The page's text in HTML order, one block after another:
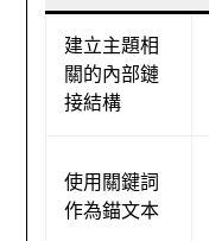
建立主題相
關的內部鏈
接結構
使用關鍵詞
作為錨文本